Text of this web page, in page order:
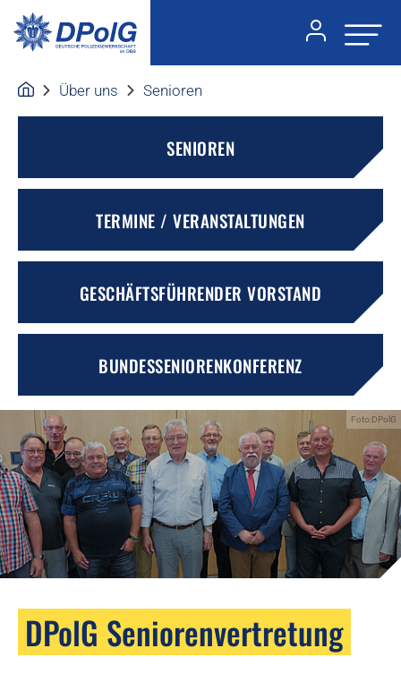
Über uns Senioren
SENIOREN
TERMINE / VERANSTALTUNGEN
GESCHÄFTSFÜHRENDER VORSTAND
BUNDESSENIORENKONFERENZ
Foto:DPolG
DPolG Seniorenvertretung